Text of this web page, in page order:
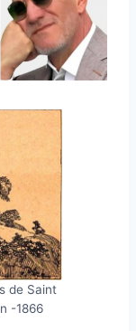
de Saint
-1866